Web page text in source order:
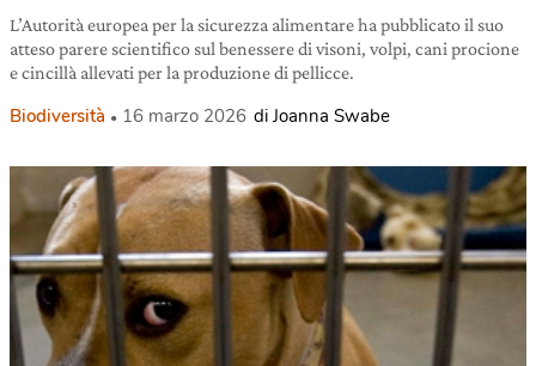
L’Autorità europea per la sicurezza alimentare ha pubblicato il suo
atteso parere scientifico sul benessere di visoni, volpi, cani procione
e cincillà allevati per la produzione di pellicce.
Biodiversità 16 marzo 2026 di Joanna Swabe